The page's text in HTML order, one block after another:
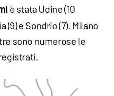
è stata Udine (10
(9) e Sondrio (7). Milano
sono numerose le